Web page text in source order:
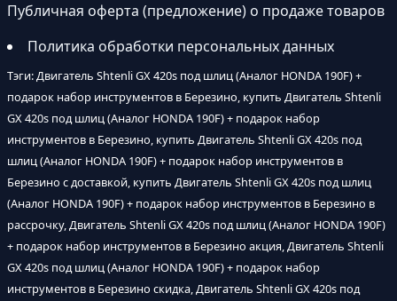
Публичная оферта (предложение) о продаже товаров
Политика обработки персональных данных
Тэги: Двигатель Shtenli GX 420s под шлиц (Аналог HONDA 190F) +
подарок набор инструментов в Березино, купить Двигатель Shtenli
GX 420s под шлиц (Аналог HONDA 190F) + подарок набор
инструментов в Березино, купить Двигатель Shtenli GX 420s под
шлиц (Аналог HONDA 190F) + подарок набор инструментов в
Березино с доставкой, купить Двигатель Shtenli GX 420s под шлиц
(Аналог HONDA 190F) + подарок набор инструментов в Березино в
рассрочку, Двигатель Shtenli GX 420s под шлиц (Аналог HONDA 190F)
+ подарок набор инструментов в Березино акция, Двигатель Shtenli
GX 420s под шлиц (Аналог HONDA 190F) + подарок набор
инструментов в Березино скидка, Двигатель Shtenli GX 420s под